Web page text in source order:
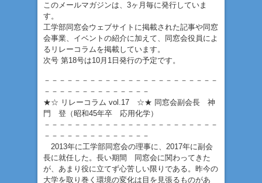
このメールマガジンは、3ヶ月毎に発行していま
す。
工学部同窓会ウェブサイトに掲載された記事や同窓
会事業、イベントの紹介に加えて、同窓会役員によ
るリレーコラムを掲載しています。
次号 第18号は10月1日発行の予定です。
－－－－－－－－－－－－－－－－－－－－－－－
－－－－－－－－－－－－－－
★☆ リレーコラム vol.17 ☆★ 同窓会副会長 神
門 登（昭和45年卒 応用化学）
－－－－－－－－－－－－－－－－－－－－－－－
－－－－－－－－－－－－－－
2013年に工学部同窓会の理事に、2017年に副会
長に就任した。長い期間 同窓会に関わってきた
が、あまり役に立てず心苦しい限りである。昨今の
大学を取り巻く環境の変化は目を見張るものがあ